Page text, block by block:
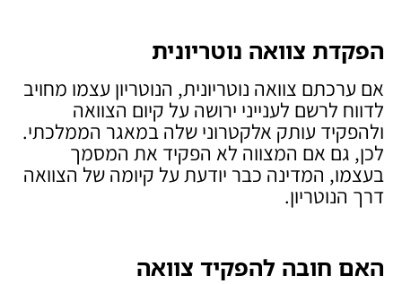
הפקדת צוואה נוטריונית
אם ערכתם צוואה נוטריונית, הנוטריון עצמו מחויב
לדווח לרשם לענייני ירושה על קיום הצוואה
ולהפקיד עותק אלקטרוני שלה במאגר הממלכתי.
לכן, גם אם המצווה לא הפקיד את המסמך
בעצמו, המדינה כבר יודעת על קיומה של הצוואה
דרך הנוטריון.
האם חובה להפקיד צוואה